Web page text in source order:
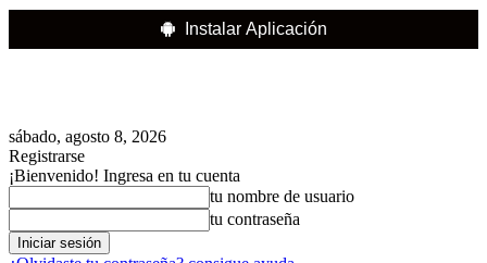
Instalar Aplicación
sábado, agosto 8, 2026
Registrarse
¡Bienvenido! Ingresa en tu cuenta
tu nombre de usuario
tu contraseña